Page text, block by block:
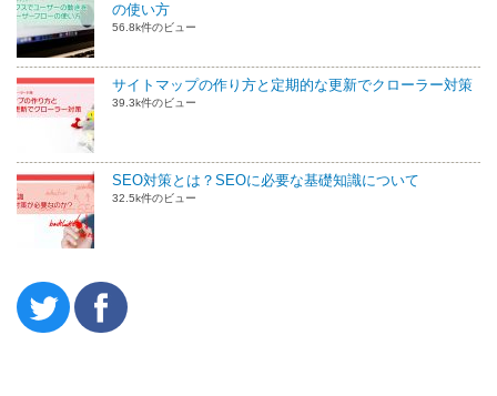
の使い方
56.8k件のビュー
サイトマップの作り方と定期的な更新でクローラー対策
39.3k件のビュー
SEO対策とは？SEOに必要な基礎知識について
32.5k件のビュー